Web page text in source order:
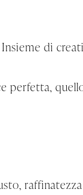
di
perfetta,